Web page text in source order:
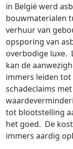
in België werd
bouwmaterialen
verhuur van
opsporing van
overbodige luxe.
kan de
immers leiden
schadeclaims
tot blootstelling
het goed. De
immers aardig